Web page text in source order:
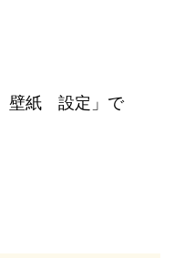
壁紙 設定」で